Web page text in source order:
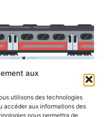
aux
utilisons des technologies
accéder aux informations des
nous permettra de
par le